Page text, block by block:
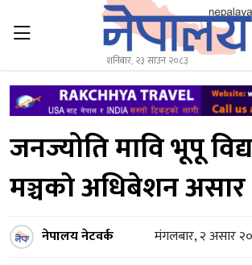
शनिबार, २३ साउन २०८३
जनज्योति मावि भूपू
मञ्चकाे अधिबेशन
नेपालय नेटवर्क मंगलबार, २ असार